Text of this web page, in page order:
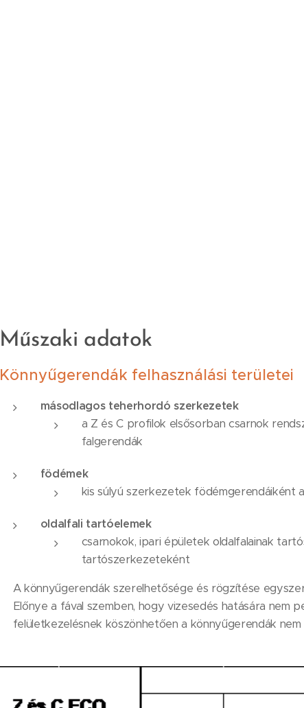
Műszaki adatok
Könnyűgerendák felhasználási területei
másodlagos teherhordó szerkezetek
a Z és C profilok elsősorban csarnok
falgerendák
födémek
kis súlyú szerkezetek födémgerendáiként
oldalfali tartóelemek
csarnokok, ipari épületek oldalfalainak
tartószerkezeteként
A könnyűgerendák szerelhetősége és rögzítése
Előnye a fával szemben, hogy vizesedés hatására nem
felületkezelésnek köszönhetően a könnyűgerendák